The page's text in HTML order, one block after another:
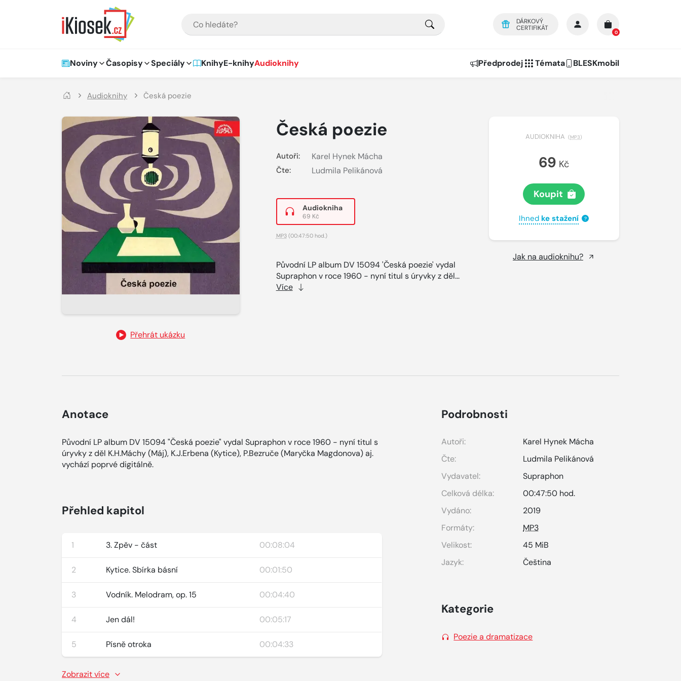
DÁRKOVÝ
CERTIFIKÁT
0
Hlavní navigace
Noviny Časopisy Speciály KnihyE-knihyAudioknihy Předprodej Témata BLESKmobil
Audioknihy Česká poezie
Přehrát ukázku
Česká poezie
Autoři: Karel Hynek Mácha
Čte: Ludmila Pelikánová
Audiokniha
69 Kč
MP3(00:47:50 hod.)
Původní LP album DV 15094 'Česká poezie' vydal
Supraphon v roce 1960 - nyní titul s úryvky z děl...
Více
AUDIOKNIHA (MP3)
69 Kč
Koupit
Ihned ke stažení ?
Jak na audioknihu?
Anotace
Původní LP album DV 15094 "Česká poezie" vydal Supraphon v roce 1960 - nyní titul s
úryvky z děl K.H.Máchy (Máj), K.J.Erbena (Kytice), P.Bezruče (Maryčka Magdonova) aj.
vychází poprvé digitálně.
Přehled kapitol
1 3. Zpěv - část 00:08:04
2 Kytice. Sbírka básní 00:01:50
3 Vodník. Melodram, op. 15 00:04:40
4 Jen dál! 00:05:17
5 Písně otroka 00:04:33
Zobrazit více
Podrobnosti
Autoři:
Karel Hynek Mácha
Čte:
Ludmila Pelikánová
Vydavatel:
Supraphon
Celková délka:
00:47:50 hod.
Vydáno:
2019
Formáty:
MP3
Velikost:
45 MiB
Jazyk:
Čeština
Kategorie
Poezie a dramatizace